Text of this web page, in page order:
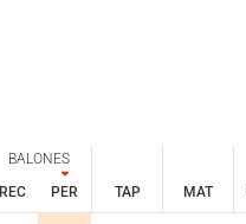
BALONES
TAP
MAT
REC PER